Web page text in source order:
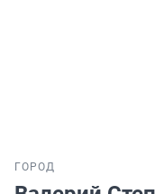
ГОРОД